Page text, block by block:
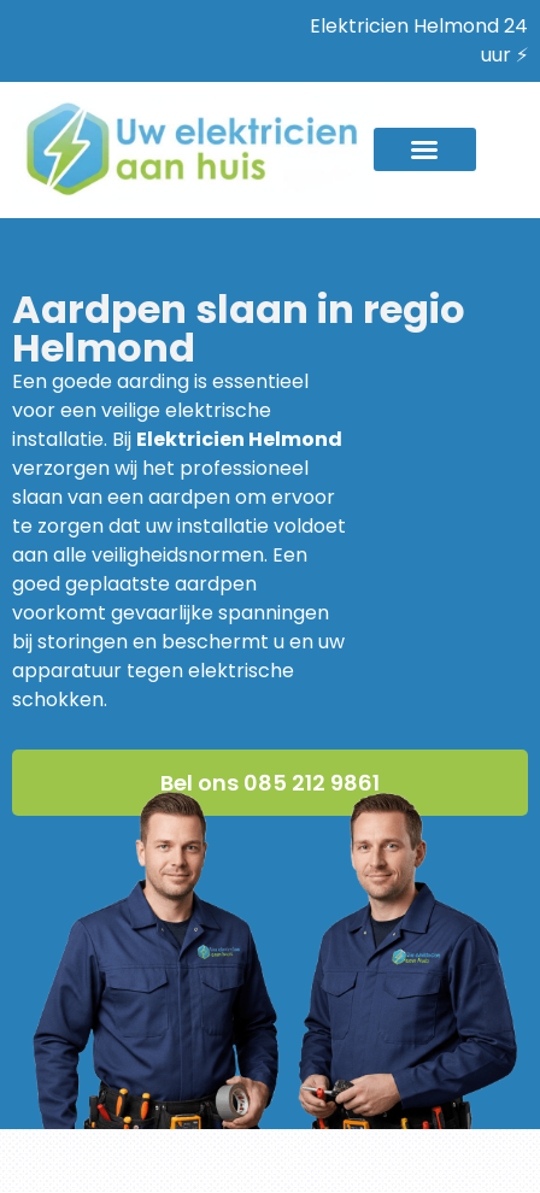
Elektricien Helmond 24
uur ⚡
Aardpen slaan in regio
Helmond
Een goede aarding is essentieel
voor een veilige elektrische
installatie. Bij Elektricien Helmond
verzorgen wij het professioneel
slaan van een aardpen om ervoor
te zorgen dat uw installatie voldoet
aan alle veiligheidsnormen. Een
goed geplaatste aardpen
voorkomt gevaarlijke spanningen
bij storingen en beschermt u en uw
apparatuur tegen elektrische
schokken.
Bel ons 085 212 9861